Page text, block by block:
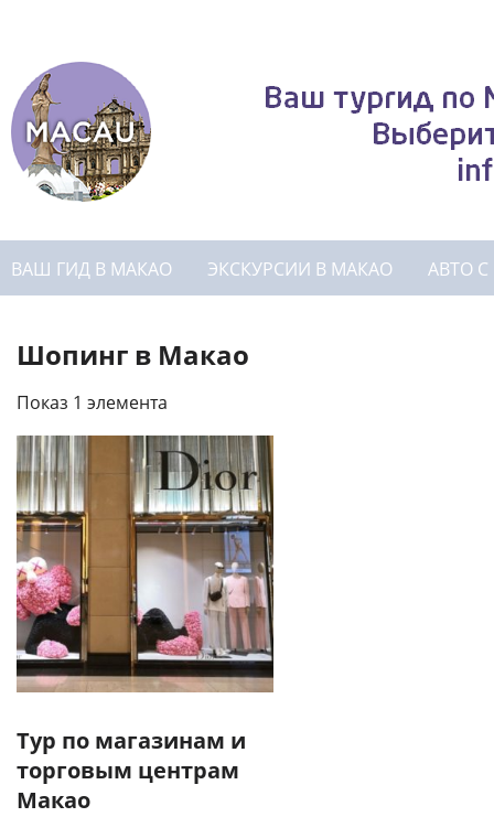
ВАШ ГИД В МАКАО ЭКСКУРСИИ В МАКАО АВТО
Шопинг в Макао
Показ 1 элемента
Тур по магазинам и
торговым центрам
Макао